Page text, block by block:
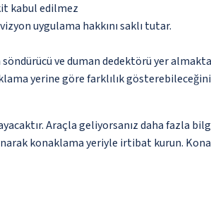
kabul edilmez
uygulama hakkını saklı tutar.
ve duman dedektörü yer
yerine göre farklılık
Araçla geliyorsanız daha
konaklama yeriyle irtibat kurun.